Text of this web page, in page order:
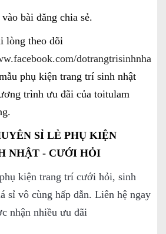
vào bài đăng chia sẻ.
lòng theo dõi
phụ kiện trang trí sinh nhật
trình ưu đãi của toitulam
SỈ LẺ PHỤ KIỆN
NHẬT - CƯỚI HỎI
kiện trang trí cưới hỏi, sinh
sỉ vô cùng hấp dẫn. Liên hệ ngay
nhận nhiều ưu đãi